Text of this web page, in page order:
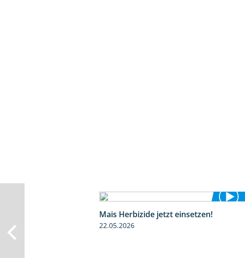
Mais Herbizide jetzt einsetzen!
22.05.2026